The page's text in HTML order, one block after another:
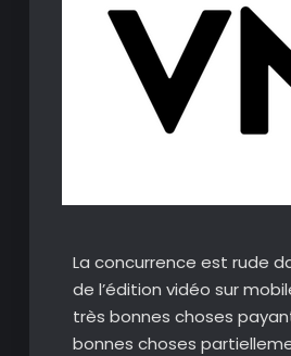
La concurrence est rude
de l’édition vidéo sur
très bonnes choses
bonnes choses